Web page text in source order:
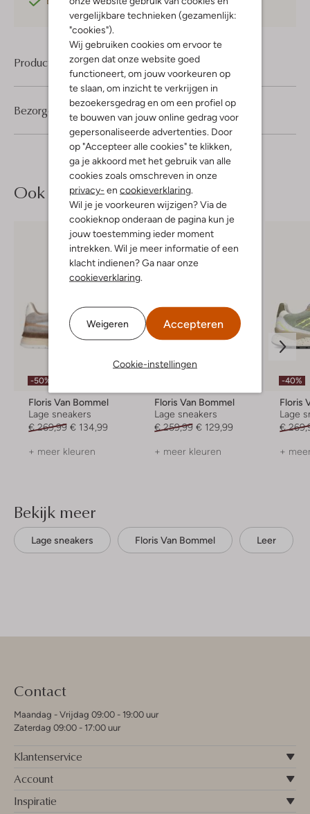
vergelijkbare technieken (gezamenlijk:
"cookies").
Wij gebruiken cookies om ervoor te
zorgen dat onze website goed
functioneert, om jouw voorkeuren op
te slaan, om inzicht te verkrijgen in
bezoekersgedrag en om een profiel op
te bouwen van jouw online gedrag voor
gepersonaliseerde advertenties. Door
op "Accepteer alle cookies" te klikken,
ga je akkoord met het gebruik van alle
cookies zoals omschreven in onze
privacy- en cookieverklaring.
Wil je je voorkeuren wijzigen? Via de
cookieknop onderaan de pagina kun je
jouw toestemming ieder moment
intrekken. Wil je meer informatie of een
klacht indienen? Ga naar onze
cookieverklaring.
Weigeren Accepteren
Cookie-instellingen
Product informatie
Bezorgen & retourneren
Ook iets voor jou?
-50%
Floris Van Bommel
Lage sneakers
€ 269,99 € 134,99
+ meer kleuren
Floris Van Bommel
Lage sneakers
€ 259,99 € 129,99
+ meer kleuren
-40%
Floris
Lage
€
+
Bekijk meer
Lage sneakers Floris Van Bommel Leer
Contact
Maandag - Vrijdag 09:00 - 19:00 uur
Zaterdag 09:00 - 17:00 uur
Klantenservice
Account
Inspiratie